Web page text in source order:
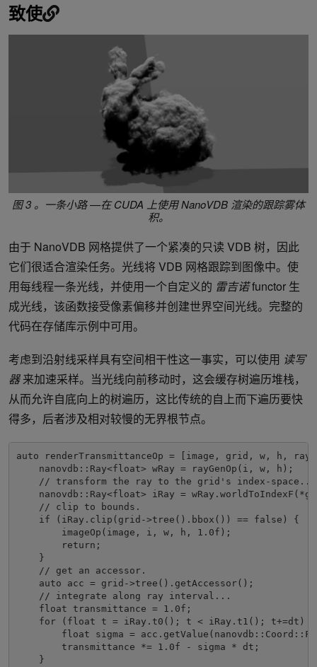
致使
图 3 。一条小路—在 CUDA 上使用 NanoVDB 渲染的跟踪雾体
积。
由于 NanoVDB 网格提供了一个紧凑的只读 VDB 树，因此
它们很适合渲染任务。光线将 VDB 网格跟踪到图像中。使
用每线程一条光线，并使用一个自定义的 雷吉诺functor 生
成光线，该函数接受像素偏移并创建世界空间光线。完整的
代码在存储库示例中可用。
考虑到沿射线采样具有空间相干性这一事实，可以使用 读写
器来加速采样。当光线向前移动时，这会缓存树遍历堆栈，
从而允许自底向上的树遍历，这比传统的自上而下遍历要快
得多，后者涉及相对较慢的无界根节点。
auto renderTransmittanceOp = image , grid , w, h ,
    nanovdb
:: Ray<float> wRay = rayGenOp ( i , w, h );
// transform the ray to the grid's index-space...
    nanovdb
:: Ray<float> iRay = wRay . worldToIndexF (*
// clip to bounds.
if
( iRay . clip ( grid ->tree (). bbox ()) == false )
{
        imageOp
( image , i , w, h , 1.0f );
return ;
}
// get an accessor.
auto acc = grid ->tree (). getAccessor();
// integrate along ray interval...
float transmittance = 1.0f ;
for
( float t = iRay . t0 (); t < iRay . t1 (); t+=dt )
float sigma = acc . getValue ( nanovdb :: Coord ::
        transmittance
*= 1.0f - sigma * dt ;
}